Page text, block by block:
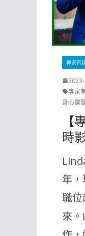
專家有
專家
身心靈
【
時
年
職
來